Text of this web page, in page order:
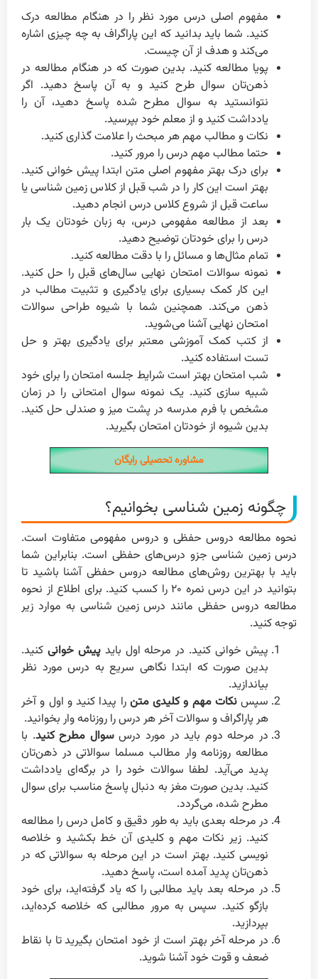
مفهوم اصلی درس مورد نظر را در هنگام مطالعه درک
کنید. شما باید بدانید که این پاراگراف به چه چیزی اشاره
می‌کند و هدف از آن چیست.
پویا مطالعه کنید. بدین صورت که در هنگام مطالعه در
ذهن‌تان سوال طرح کنید و به آن پاسخ دهید. اگر
نتوانستید به سوال مطرح شده پاسخ دهید، آن را
یادداشت کنید و از معلم خود بپرسید.
نکات و مطالب مهم هر مبحث را علامت گذاری کنید.
حتما مطالب مهم درس را مرور کنید.
برای درک بهتر مفهوم اصلی متن ابتدا پیش خوانی کنید.
بهتر است این کار را در شب قبل از کلاس زمین شناسی یا
ساعت قبل از شروع کلاس درس انجام دهید.
بعد از مطالعه مفهومی درس، به زبان خودتان یک بار
درس را برای خودتان توضیح دهید.
تمام مثال‌ها و مسائل را با دقت مطالعه کنید.
نمونه سوالات امتحان نهایی سال‌های قبل را حل کنید.
این کار کمک بسیاری برای یادگیری و تثبیت مطالب در
ذهن می‌کند. همچنین شما با شیوه طراحی سوالات
امتحان نهایی آشنا می‌شوید.
از کتب کمک آموزشی معتبر برای یادگیری بهتر و حل
تست استفاده کنید.
شب امتحان بهتر است شرایط جلسه امتحان را برای خود
شبیه سازی کنید. یک نمونه سوال امتحانی را در زمان
مشخص با فرم مدرسه در پشت میز و صندلی حل کنید.
بدین شیوه از خودتان امتحان بگیرید.
مشاوره تحصیلی رایگان
چگونه زمین شناسی بخوانیم؟
نحوه مطالعه دروس حفظی و دروس مفهومی متفاوت است.
درس زمین شناسی جزو درس‌های حفظی است. بنابراین شما
باید با بهترین روش‌های مطالعه دروس حفظی آشنا باشید تا
بتوانید در این درس نمره ۲۰ را کسب کنید. برای اطلاع از نحوه
مطالعه دروس حفظی مانند درس زمین شناسی به موارد زیر
توجه کنید.
پیش خوانی کنید. در مرحله اول بایدپیش خوانی کنید.
بدین صورت که ابتدا نگاهی سریع به درس مورد نظر
بیاندازید.
سپسنکات مهم و کلیدی متن را پیدا کنید و اول و آخر
هر پاراگراف و سوالات آخر هر درس را روزنامه وار بخوانید.
در مرحله دوم باید در مورد درسسوال مطرح کنید. با
مطالعه روزنامه وار مطالب مسلما سوالاتی در ذهن‌تان
پدید می‌آید. لطفا سوالات خود را در برگه‌ای یادداشت
کنید. بدین صورت مغز به دنبال پاسخ مناسب برای سوال
مطرح شده، می‌گردد.
در مرحله بعدی باید به طور دقیق و کامل درس را مطالعه
کنید. زیر نکات مهم و کلیدی آن خط بکشید و خلاصه
نویسی کنید. بهتر است در این مرحله به سوالاتی که در
ذهن‌تان پدید آمده است، پاسخ دهید.
در مرحله بعد باید مطالبی را که یاد گرفته‌اید، برای خود
بازگو کنید. سپس به مرور مطالبی که خلاصه کرده‌اید،
بپردازید.
در مرحله آخر بهتر است از خود امتحان بگیرید تا با نقاط
ضعف و قوت خود آشنا شوید.